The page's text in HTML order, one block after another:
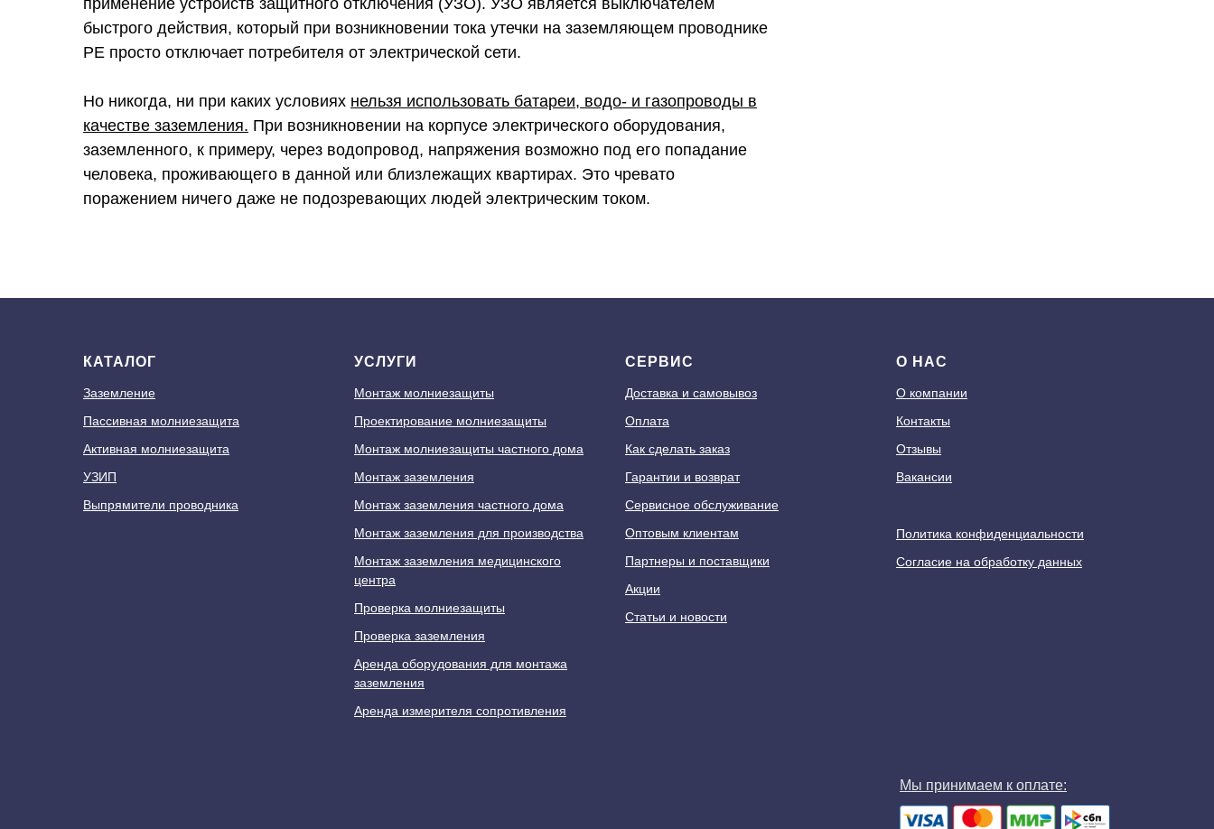
применение устройств защитного отключения (УЗО). УЗО является выключателем
быстрого действия, который при возникновении тока утечки на заземляющем проводнике
PE просто отключает потребителя от электрической сети.
Но никогда, ни при каких условиях нельзя использовать батареи, водо- и газопроводы в
качестве заземления. При возникновении на корпусе электрического оборудования,
заземленного, к примеру, через водопровод, напряжения возможно под его попадание
человека, проживающего в данной или близлежащих квартирах. Это чревато
поражением ничего даже не подозревающих людей электрическим током.
КАТАЛОГ
Заземление
Пассивная молниезащита
Активная молниезащита
УЗИП
Выпрямители проводника
УСЛУГИ
Монтаж молниезащиты
Проектирование молниезащиты
Монтаж молниезащиты частного дома
Монтаж заземления
Монтаж заземления частного дома
Монтаж заземления для производства
Монтаж заземления медицинского
центра
Проверка молниезащиты
Проверка заземления
Аренда оборудования для монтажа
заземления
Аренда измерителя сопротивления
СЕРВИС
Доставка и самовывоз
Оплата
Как сделать заказ
Гарантии и возврат
Сервисное обслуживание
Оптовым клиентам
Партнеры и поставщики
Акции
Статьи и новости
О НАС
О компании
Контакты
Отзывы
Вакансии
Политика конфиденциальности
Согласие на обработку данных
Мы принимаем к оплате: